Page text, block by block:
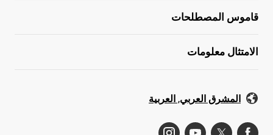
قاموس المصطلحات
الامتثال معلومات
المشرق العربي, العربية